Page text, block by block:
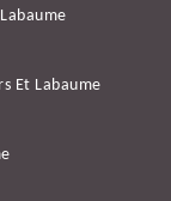
Et Labaume